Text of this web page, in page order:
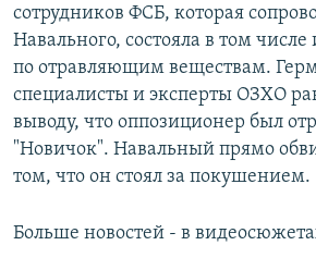
сотрудников ФСБ, которая
Навального, состояла в том числе
по отравляющим веществам.
специалисты и эксперты ОЗХО
выводу, что оппозиционер был
"Новичок". Навальный прямо
том, что он стоял за покушением.
Больше новостей - в